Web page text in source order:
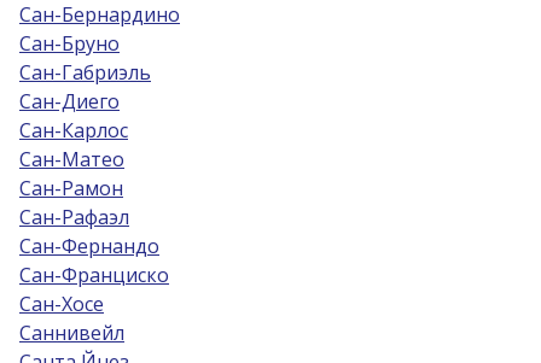
Сан-Бернардино
Сан-Бруно
Сан-Габриэль
Сан-Диего
Сан-Карлос
Сан-Матео
Сан-Рамон
Сан-Рафаэл
Сан-Фернандо
Сан-Франциско
Сан-Хосе
Саннивейл